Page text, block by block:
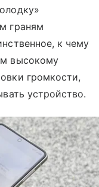
граням
к чему
высокому
громкости,
устройство.